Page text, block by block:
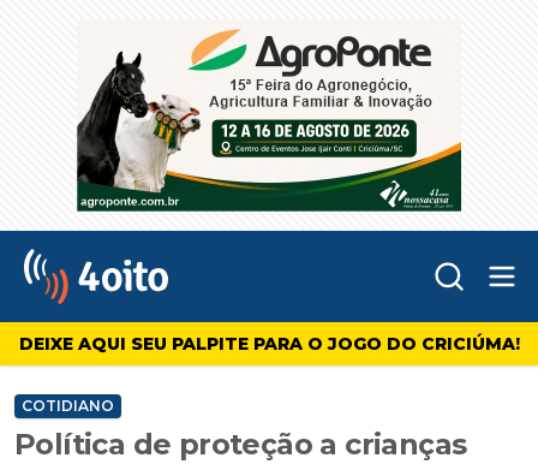
4oito
DEIXE AQUI SEU PALPITE PARA O JOGO DO CRICIÚMA!
COTIDIANO
Política de proteção a crianças